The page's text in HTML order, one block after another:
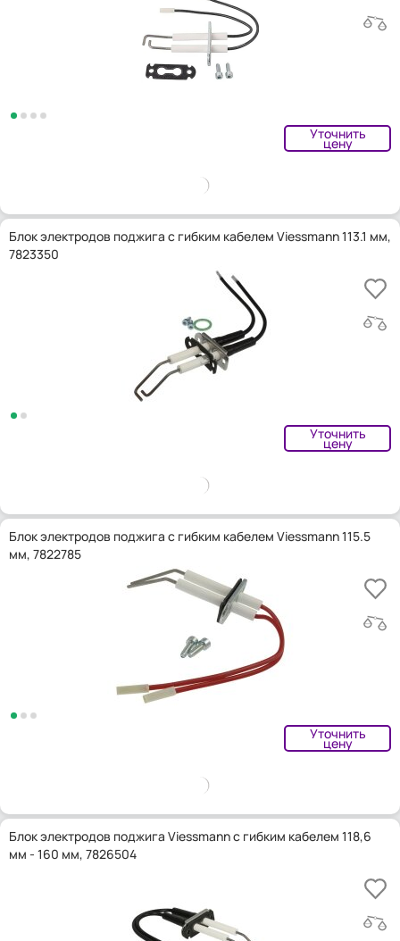
Уточнить
цену
Блок электродов поджига с гибким кабелем Viessmann 113.1 мм,
7823350
Уточнить
цену
Блок электродов поджига с гибким кабелем Viessmann 115.5
мм, 7822785
Уточнить
цену
Блок электродов поджига Viessmann с гибким кабелем 118,6
мм - 160 мм, 7826504